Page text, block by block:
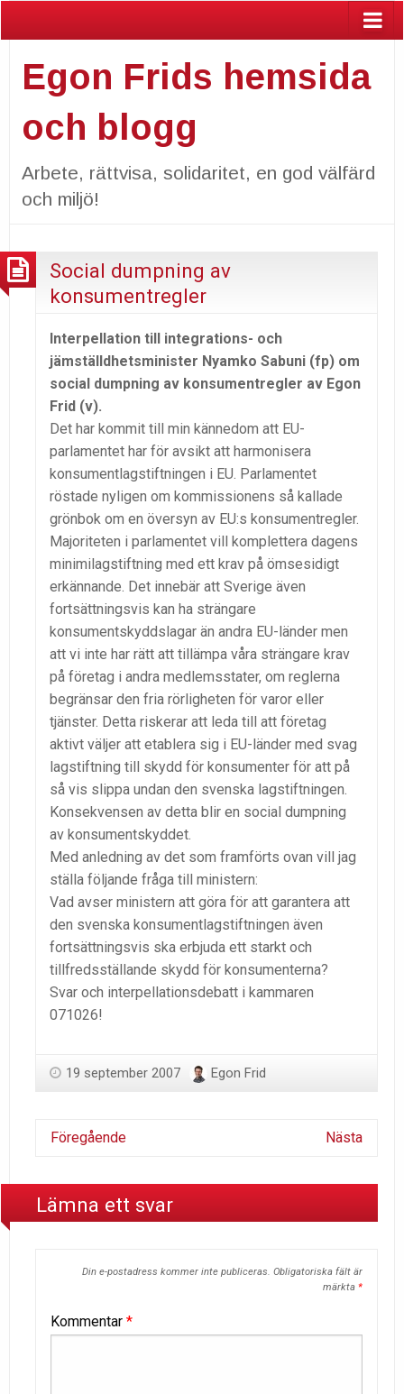
Egon Frids hemsida
och blogg
Arbete, rättvisa, solidaritet, en god välfärd
och miljö!
Social dumpning av
konsumentregler
Interpellation till integrations- och
jämställdhetsminister Nyamko Sabuni (fp) om
social dumpning av konsumentregler av Egon
Frid (v).
Det har kommit till min kännedom att EU-
parlamentet har för avsikt att harmonisera
konsumentlagstiftningen i EU. Parlamentet
röstade nyligen om kommissionens så kallade
grönbok om en översyn av EU:s konsumentregler.
Majoriteten i parlamentet vill komplettera dagens
minimilagstiftning med ett krav på ömsesidigt
erkännande. Det innebär att Sverige även
fortsättningsvis kan ha strängare
konsumentskyddslagar än andra EU-länder men
att vi inte har rätt att tillämpa våra strängare krav
på företag i andra medlemsstater, om reglerna
begränsar den fria rörligheten för varor eller
tjänster. Detta riskerar att leda till att företag
aktivt väljer att etablera sig i EU-länder med svag
lagstiftning till skydd för konsumenter för att på
så vis slippa undan den svenska lagstiftningen.
Konsekvensen av detta blir en social dumpning
av konsumentskyddet.
Med anledning av det som framförts ovan vill jag
ställa följande fråga till ministern:
Vad avser ministern att göra för att garantera att
den svenska konsumentlagstiftningen även
fortsättningsvis ska erbjuda ett starkt och
tillfredsställande skydd för konsumenterna?
Svar och interpellationsdebatt i kammaren
071026!
19 september 2007 Egon Frid
Föregående Nästa
Lämna ett svar
Din e-postadress kommer inte publiceras. Obligatoriska fält är
märkta *
Kommentar *